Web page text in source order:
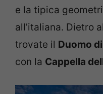
e la tipica
all’italiana. Dietro
trovate il Duomo
con la Cappella